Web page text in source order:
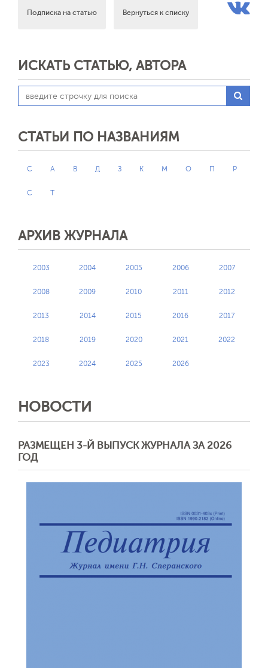
Подписка на статью Вернуться к списку
ИСКАТЬ СТАТЬЮ, АВТОРА
СТАТЬИ ПО НАЗВАНИЯМ
C А В Д З К М О П Р
С Т
АРХИВ ЖУРНАЛА
2003 2004 2005 2006 2007
2008 2009 2010 2011 2012
2013 2014 2015 2016 2017
2018 2019 2020 2021 2022
2023 2024 2025 2026
НОВОСТИ
РАЗМЕЩЕН 3-Й ВЫПУСК ЖУРНАЛА ЗА 2026
ГОД